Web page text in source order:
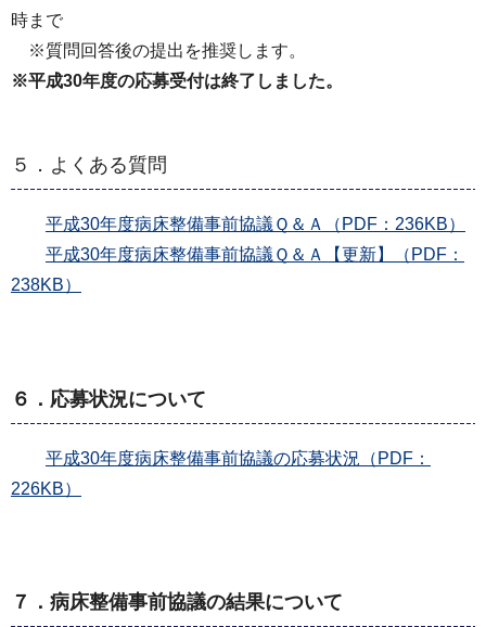
時まで
※質問回答後の提出を推奨します。
※平成30年度の応募受付は終了しました。
５．よくある質問
平成30年度病床整備事前協議Ｑ＆Ａ（PDF：236KB）
平成30年度病床整備事前協議Ｑ＆Ａ【更新】（PDF：
238KB）
６．応募状況について
平成30年度病床整備事前協議の応募状況（PDF：
226KB）
７．病床整備事前協議の結果について